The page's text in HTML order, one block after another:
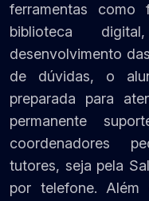
ferramentas como
biblioteca
desenvolvimento
de dúvidas, o
preparada para
permanente
coordenadores
tutores, seja pela
por telefone.